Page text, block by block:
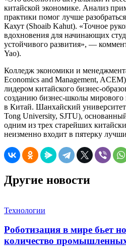
китайской экономике. Анализ
практики помог лучше
Кахут (Shoaib Kahut). «Точное
вдохновения для начинающих
устойчивого развития», —
Yao).
Колледж экономики и
Economics and Management,
лидером китайского бизнес-
созданию бизнес-школы мирового
в Китай. Шанхайский
Tong University, SJTU),
одним из трех старейших
неизменно входит в пятерку
Другие новости
Технологии
Роботизация в мире бьет
количество